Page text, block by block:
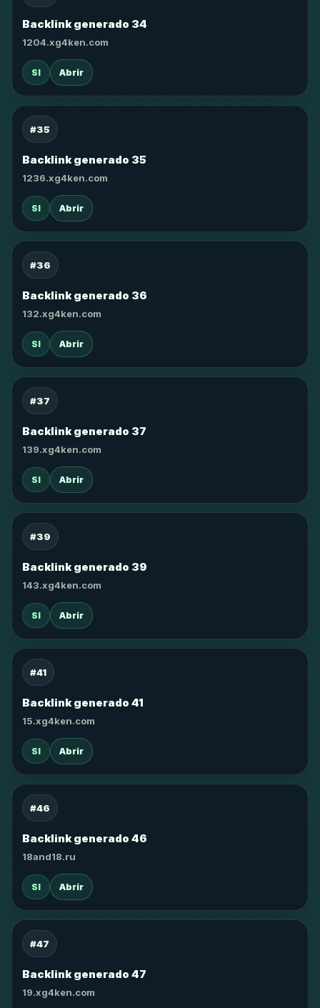
Backlink generado 34
1204.xg4ken.com
SI Abrir
#35
Backlink generado 35
1236.xg4ken.com
SI Abrir
#36
Backlink generado 36
132.xg4ken.com
SI Abrir
#37
Backlink generado 37
139.xg4ken.com
SI Abrir
#39
Backlink generado 39
143.xg4ken.com
SI Abrir
#41
Backlink generado 41
15.xg4ken.com
SI Abrir
#46
Backlink generado 46
18and18.ru
SI Abrir
#47
Backlink generado 47
19.xg4ken.com